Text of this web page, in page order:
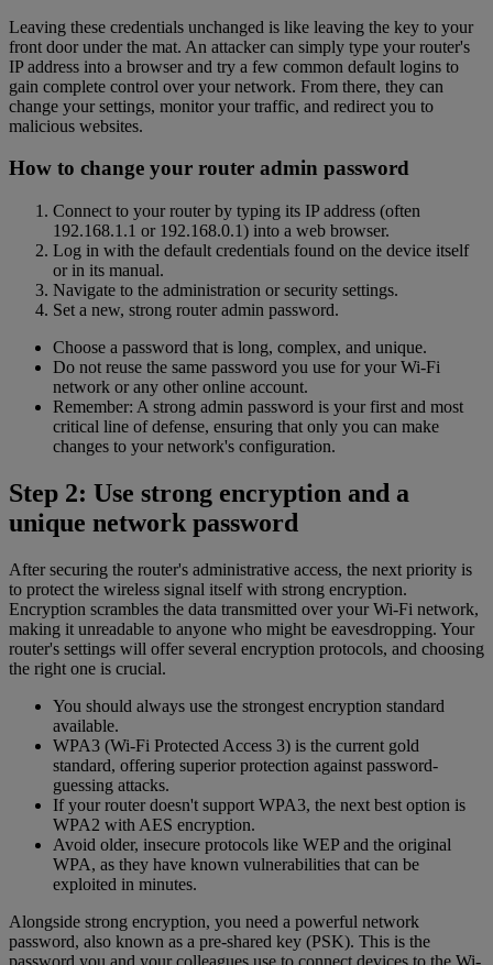
Leaving these credentials unchanged is like leaving the key to your
front door under the mat. An attacker can simply type your router's
IP address into a browser and try a few common default logins to
gain complete control over your network. From there, they can
change your settings, monitor your traffic, and redirect you to
malicious websites.
How to change your router admin password
Connect to your router by typing its IP address (often
192.168.1.1 or 192.168.0.1) into a web browser.
Log in with the default credentials found on the device itself
or in its manual.
Navigate to the administration or security settings.
Set a new, strong router admin password.
Choose a password that is long, complex, and unique.
Do not reuse the same password you use for your Wi-Fi
network or any other online account.
Remember: A strong admin password is your first and most
critical line of defense, ensuring that only you can make
changes to your network's configuration.
Step 2: Use strong encryption and a
unique network password
After securing the router's administrative access, the next priority is
to protect the wireless signal itself with strong encryption.
Encryption scrambles the data transmitted over your Wi-Fi network,
making it unreadable to anyone who might be eavesdropping. Your
router's settings will offer several encryption protocols, and choosing
the right one is crucial.
You should always use the strongest encryption standard
available.
WPA3 (Wi-Fi Protected Access 3) is the current gold
standard, offering superior protection against password-
guessing attacks.
If your router doesn't support WPA3, the next best option is
WPA2 with AES encryption.
Avoid older, insecure protocols like WEP and the original
WPA, as they have known vulnerabilities that can be
exploited in minutes.
Alongside strong encryption, you need a powerful network
password, also known as a pre-shared key (PSK). This is the
password you and your colleagues use to connect devices to the Wi-